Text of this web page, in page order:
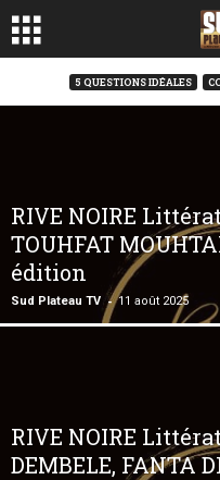
5 QUESTIONS IDÉALES
RIVE NOIRE
TOUHFAT
édition
Sud Plateau TV - 11 août 2025
RIVE NOIRE
DEMBELE, FANTA